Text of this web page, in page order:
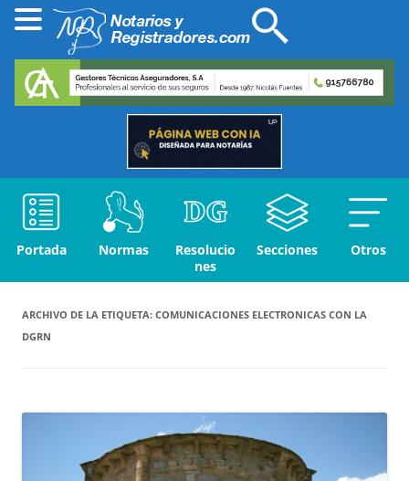
Portada Normas
Resolucio
nes
Secciones Otros
ARCHIVO DE LA ETIQUETA: COMUNICACIONES ELECTRONICAS CON LA
DGRN